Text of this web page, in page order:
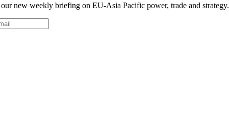
new weekly briefing on EU-Asia Pacific power, trade and strategy.